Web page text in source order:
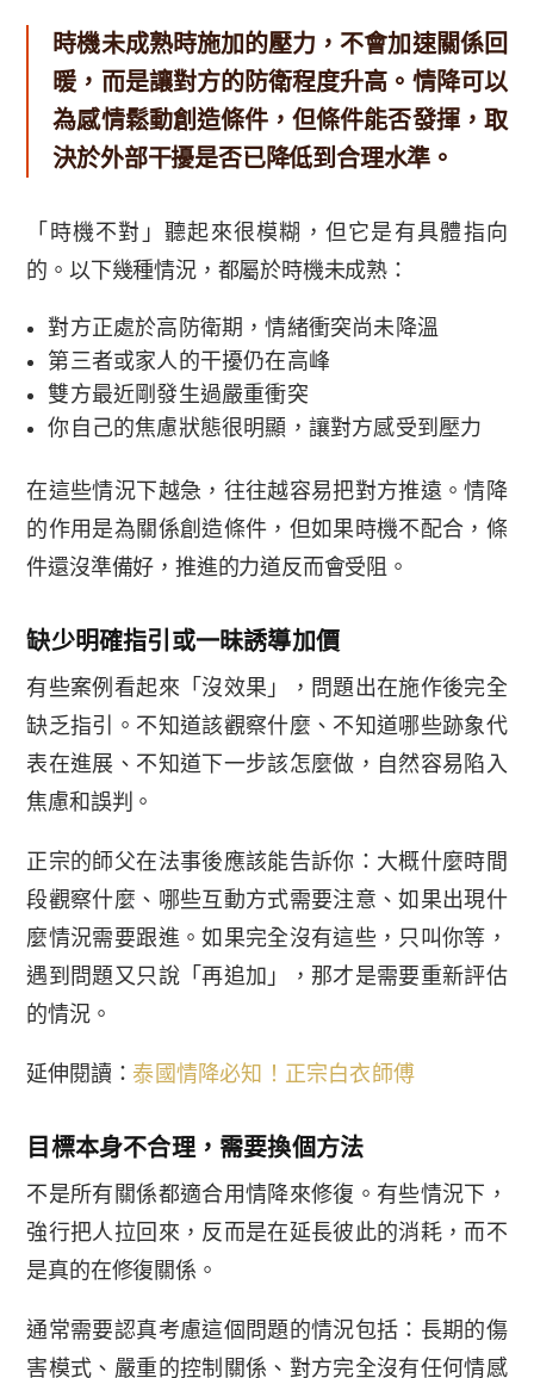
時機未成熟時施加的壓力，不會加速關係回
暖，而是讓對方的防衛程度升高。情降可以
為感情鬆動創造條件，但條件能否發揮，取
決於外部干擾是否已降低到合理水準。
「時機不對」聽起來很模糊，但它是有具體指向
的。以下幾種情況，都屬於時機未成熟：
對方正處於高防衛期，情緒衝突尚未降溫
第三者或家人的干擾仍在高峰
雙方最近剛發生過嚴重衝突
你自己的焦慮狀態很明顯，讓對方感受到壓力
在這些情況下越急，往往越容易把對方推遠。情降
的作用是為關係創造條件，但如果時機不配合，條
件還沒準備好，推進的力道反而會受阻。
缺少明確指引或一昧誘導加價
有些案例看起來「沒效果」，問題出在施作後完全
缺乏指引。不知道該觀察什麼、不知道哪些跡象代
表在進展、不知道下一步該怎麼做，自然容易陷入
焦慮和誤判。
正宗的師父在法事後應該能告訴你：大概什麼時間
段觀察什麼、哪些互動方式需要注意、如果出現什
麼情況需要跟進。如果完全沒有這些，只叫你等，
遇到問題又只說「再追加」，那才是需要重新評估
的情況。
延伸閱讀： 泰國情降必知！正宗白衣師傅
目標本身不合理，需要換個方法
不是所有關係都適合用情降來修復。有些情況下，
強行把人拉回來，反而是在延長彼此的消耗，而不
是真的在修復關係。
通常需要認真考慮這個問題的情況包括：長期的傷
害模式、嚴重的控制關係、對方完全沒有任何情感